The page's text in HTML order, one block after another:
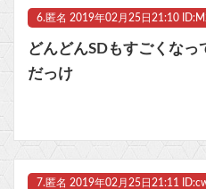
6. 匿名 2019年02月25日21:10
どんどんSDもすごくな
だっけ
7. 匿名 2019年02月25日21:11